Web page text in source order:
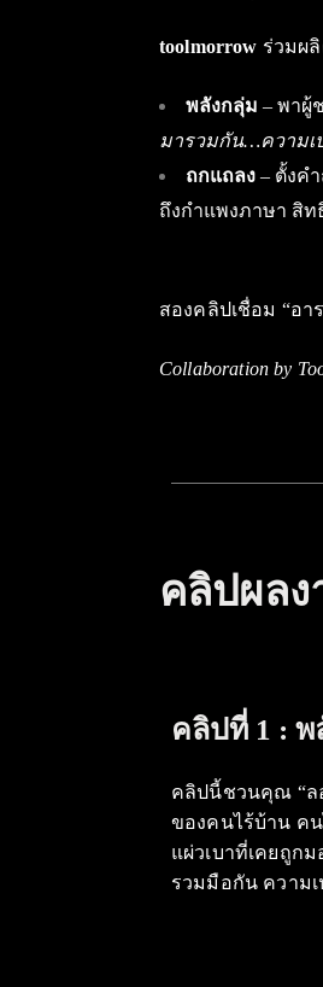
toolmorrow ร่วมผ
พลังกลุ่ม – พาผู้
มารวมกัน…ความเ
ถกแถลง – ตั้งค
ถึงกำแพงภาษา สิท
สองคลิปเชื่อม “อ
Collaboration by
คลิปผลง
คลิปที่ 1 : พ
คลิปนี้ชวนคุณ “ล
ของคนไร้บ้าน คน
แผ่วเบาที่เคยถูก
รวมมือกัน ความ